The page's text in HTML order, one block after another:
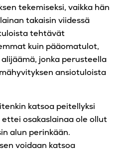
tekemiseksi, vaikka hän
takaisin viidessä
tehtävät
kuin pääomatulot,
jonka perusteella
ansiotuloista
katsoa peitellyksi
ettei osakaslainaa ole ollut
alun perinkään.
voidaan katsoa